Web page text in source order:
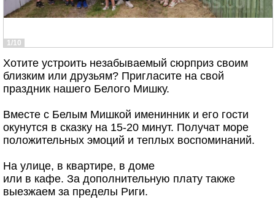
1/10
Хотите устроить незабываемый сюрприз своим
близким или друзьям? Пригласите на свой
праздник нашего Белого Мишку.
Вместе с Белым Мишкой именинник и его гости
окунутся в сказку на 15-20 минут. Получат море
положительных эмоций и теплых воспоминаний.
На улице, в квартире, в доме
или в кафе. За дополнительную плату также
выезжаем за пределы Риги.